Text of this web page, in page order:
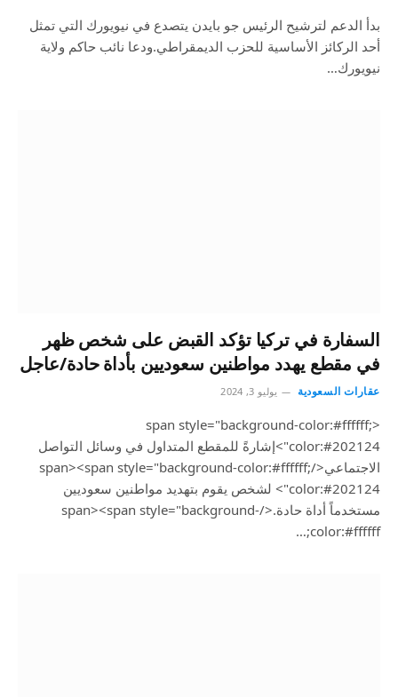
بدأ الدعم لترشيح الرئيس جو بايدن يتصدع في نيويورك التي تمثل
أحد الركائز الأساسية للحزب الديمقراطي.ودعا نائب حاكم ولاية
نيويورك…
السفارة في تركيا تؤكد القبض على شخص ظهر
في مقطع يهدد مواطنين سعوديين بأداة حادة/عاجل
عقارات السعودية يوليو 3, 2024
<span style="background-color:#ffffff;
color:#202124">إشارةً للمقطع المتداول في وسائل التواصل
الاجتماعي</span><span style="background-color:#ffffff;
color:#202124"> لشخص يقوم بتهديد مواطنين سعوديين
مستخدماً أداة حادة.</span><span style="background-
color:#ffffff;…